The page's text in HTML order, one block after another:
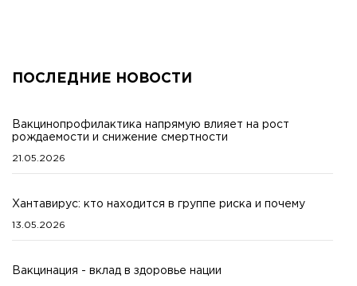
ПОСЛЕДНИЕ НОВОСТИ
Вакцинопрофилактика напрямую влияет на рост
рождаемости и снижение смертности
21.05.2026
Хантавирус: кто находится в группе риска и почему
13.05.2026
Вакцинация - вклад в здоровье нации